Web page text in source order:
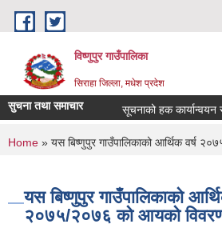
Skip to main content
विष्णुपुर गाउँपालिका
सिराहा जिल्ला, मधेश प्रदेश
सुचना तथा समाचार सूचनाको हक कार्यान्वयन
You are here
Home » यस बिष्णुपुर गाउँपालिकाको आर्थिक वर्ष
यस बिष्णुपुर गाउँपालिकाको
२०७५/२०७६ को आयको